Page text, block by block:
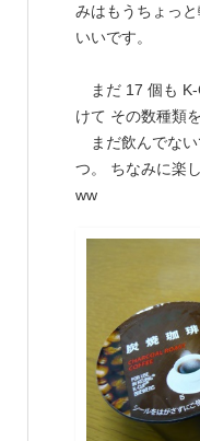
みはもうちょっ
いいです。
まだ 17 個も K-
けて その数種類
まだ飲んでない
つ。 ちなみに楽
ww